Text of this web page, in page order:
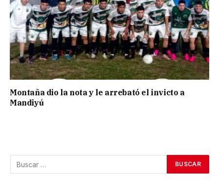
Montaña dio la nota y le arrebató el invicto a
Mandiyú